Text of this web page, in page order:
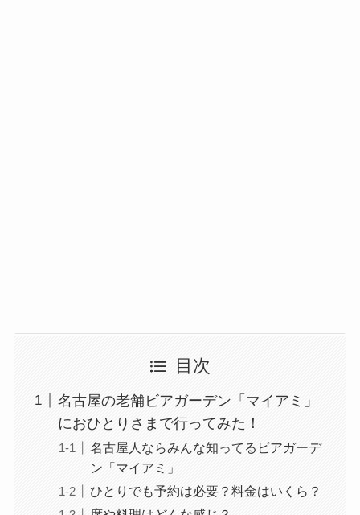
目次
名古屋の老舗ビアガーデン「マイアミ」
におひとりさまで行ってみた！
名古屋人ならみんな知ってるビアガーデ
ン「マイアミ」
ひとりでも予約は必要？料金はいくら？